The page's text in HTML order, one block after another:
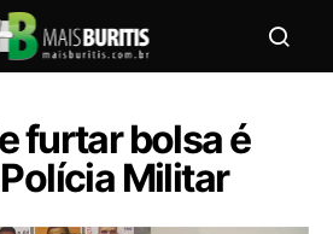
furtar bolsa é
Militar